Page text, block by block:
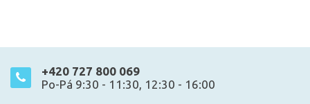
+420 727 800 069
Po-Pá 9:30 - 11:30, 12:30 - 16:00